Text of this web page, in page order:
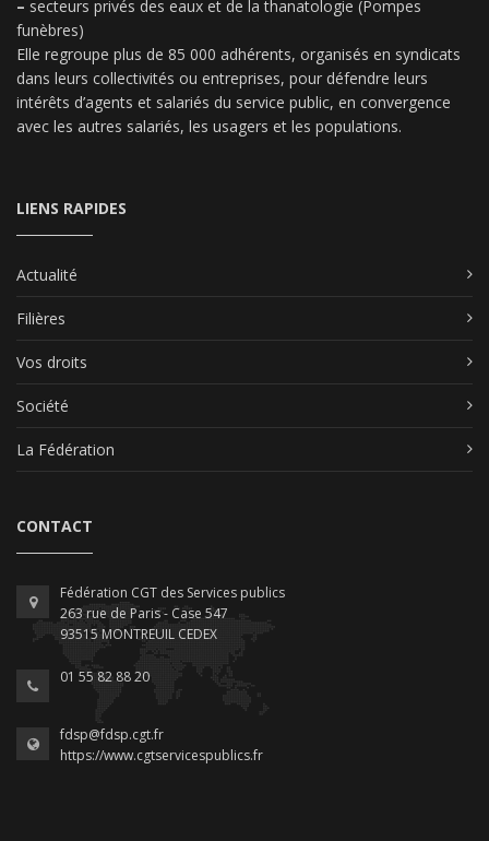
– secteurs privés des eaux et de la thanatologie (Pompes
funèbres)
Elle regroupe plus de 85 000 adhérents, organisés en syndicats
dans leurs collectivités ou entreprises, pour défendre leurs
intérêts d’agents et salariés du service public, en convergence
avec les autres salariés, les usagers et les populations.
LIENS RAPIDES
Actualité
Filières
Vos droits
Société
La Fédération
CONTACT
Fédération CGT des Services publics
263 rue de Paris - Case 547
93515 MONTREUIL CEDEX
01 55 82 88 20
fdsp@fdsp.cgt.fr
https://www.cgtservicespublics.fr